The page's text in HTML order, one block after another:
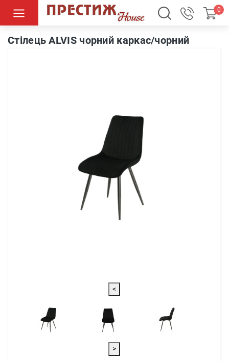
0
Cтілець ALVIS чорний каркас/чорний
Cтілець ALVIS чорний каркас/чорний
<
>